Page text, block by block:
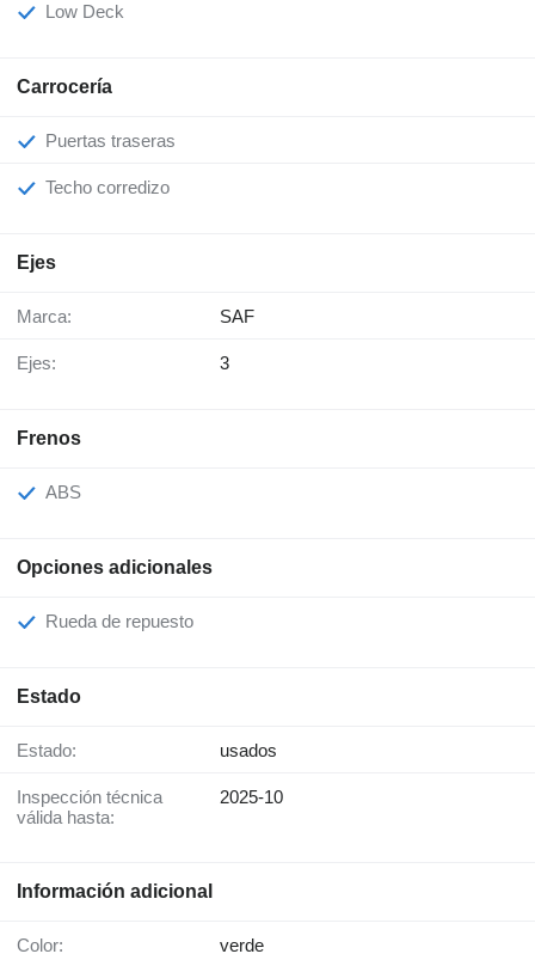
Low Deck
Carrocería
Puertas traseras
Techo corredizo
Ejes
Marca: SAF
Ejes: 3
Frenos
ABS
Opciones adicionales
Rueda de repuesto
Estado
Estado: usados
Inspección técnica
válida hasta:
2025-10
Información adicional
Color: verde